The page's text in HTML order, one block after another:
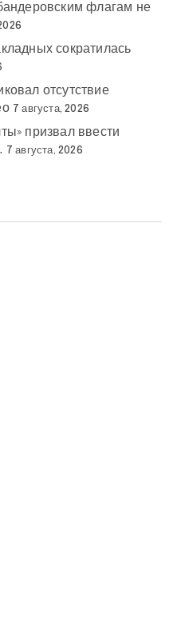
флагам не
сократилась
отсутствие
7 августа, 2026
призвал ввести
7 августа, 2026